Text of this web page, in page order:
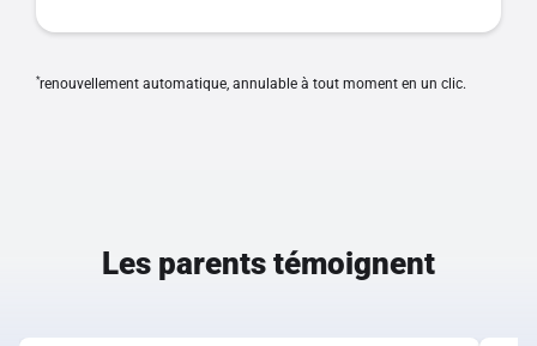
*renouvellement automatique, annulable à tout moment en un clic.
Les parents témoignent